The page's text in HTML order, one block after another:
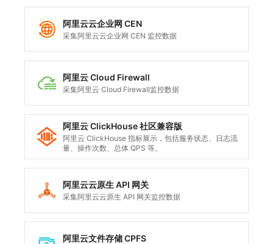
阿里云云企业网 CEN
采集阿里云云企业网 CEN 监控数据
阿里云 Cloud Firewall
采集阿里云 Cloud Firewall监控数据
阿里云 ClickHouse 社区兼容版
阿里云 ClickHouse 指标展示，包括服务状态、日志流
量、操作次数、总体 QPS 等。
阿里云云原生 API 网关
采集阿里云云原生 API 网关监控数据
阿里云文件存储 CPFS